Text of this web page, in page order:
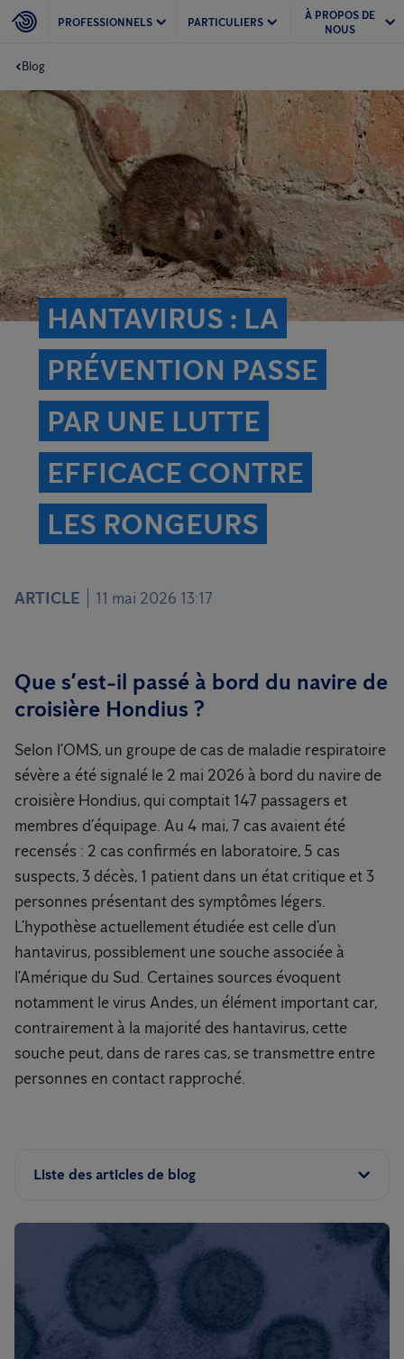
PROFESSIONNELS PARTICULIERS
À PROPOS DE
NOUS
Blog
HANTAVIRUS : LA
PRÉVENTION PASSE
PAR UNE LUTTE
EFFICACE CONTRE
LES RONGEURS
ARTICLE 11 mai 2026 13:17
Que s’est-il passé à bord du navire de
croisière Hondius ?
Selon l’OMS, un groupe de cas de maladie respiratoire
sévère a été signalé le 2 mai 2026 à bord du navire de
croisière Hondius, qui comptait 147 passagers et
membres d’équipage. Au 4 mai, 7 cas avaient été
recensés : 2 cas confirmés en laboratoire, 5 cas
suspects, 3 décès, 1 patient dans un état critique et 3
personnes présentant des symptômes légers.
L’hypothèse actuellement étudiée est celle d’un
hantavirus, possiblement une souche associée à
l’Amérique du Sud. Certaines sources évoquent
notamment le virus Andes, un élément important car,
contrairement à la majorité des hantavirus, cette
souche peut, dans de rares cas, se transmettre entre
personnes en contact rapproché.
Liste des articles de blog